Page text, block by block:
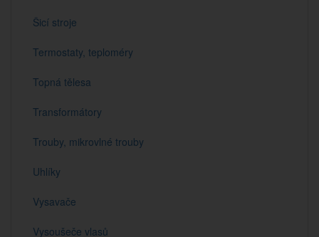
Šicí stroje
Termostaty, teploméry
Topná tělesa
Transformátory
Trouby, mikrovlné trouby
Uhlíky
Vysavače
Vysoušeče vlasů